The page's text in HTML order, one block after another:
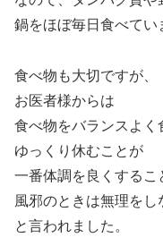
鍋をほぼ毎日食べてい
食べ物も大切ですが、
お医者様からは
食べ物をバランスよく
ゆっくり休むことが
一番体調を良くするこ
風邪のときは無理をし
と言われました。